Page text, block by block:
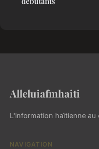
Alleluiafmhaiti
L'information haïtienne
NAVIGATION